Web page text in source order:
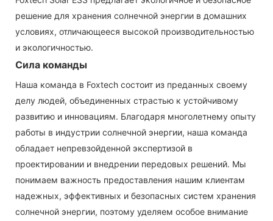
решение для хранения солнечной энергии в домашних
условиях, отличающееся высокой производительностью
и экологичностью.
Сила команды
Наша команда в Foxtech состоит из преданных своему
делу людей, объединенных страстью к устойчивому
развитию и инновациям. Благодаря многолетнему опыту
работы в индустрии солнечной энергии, наша команда
обладает непревзойденной экспертизой в
проектировании и внедрении передовых решений. Мы
понимаем важность предоставления нашим клиентам
надежных, эффективных и безопасных систем хранения
солнечной энергии, поэтому уделяем особое внимание